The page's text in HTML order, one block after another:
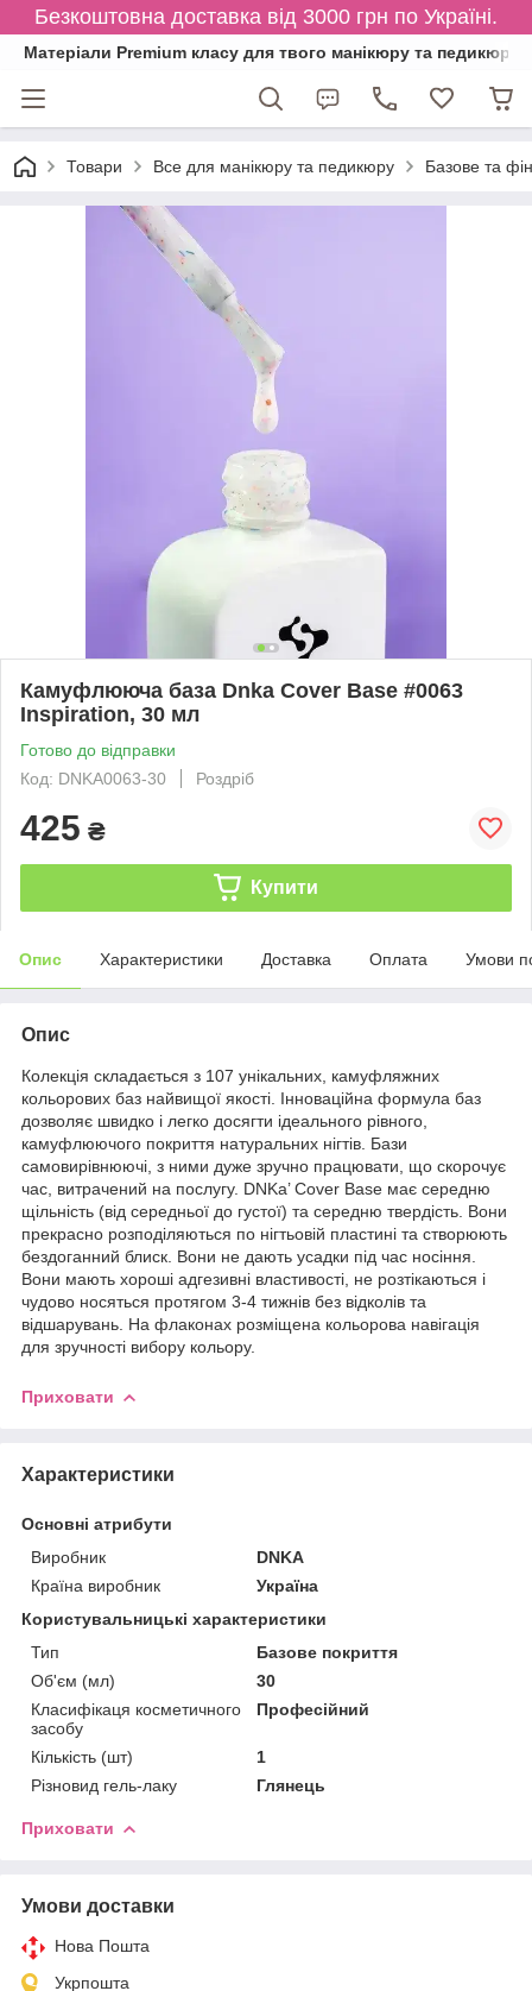
Безкоштовна доставка від 3000 грн по Україні.
Матеріали Premium класу для твого манікюру та педикюру
Товари Все для манікюру та педикюру Базове та
Камуфлююча база Dnka Cover Base #0063
Inspiration, 30 мл
Готово до відправки
Код: DNKA0063-30
Роздріб
425 ₴
Купити
Опис Характеристики Доставка Оплата Умови
Опис
Колекція складається з 107 унікальних, камуфляжних
кольорових баз найвищої якості. Інноваційна формула баз
дозволяє швидко і легко досягти ідеального рівного,
камуфлюючого покриття натуральних нігтів. Бази
самовирівнюючі, з ними дуже зручно працювати, що скорочує
час, витрачений на послугу. DNKa’ Cover Base має середню
щільність (від середньої до густої) та середню твердість. Вони
прекрасно розподіляються по нігтьовій пластині та створюють
бездоганний блиск. Вони не дають усадки під час носіння.
Вони мають хороші адгезивні властивості, не розтікаються і
чудово носяться протягом 3-4 тижнів без відколів та
відшарувань. На флаконах розміщена кольорова навігація
для зручності вибору кольору.
Приховати
Характеристики
Основні атрибути
Виробник
DNKA
Країна виробник
Україна
Користувальницькі характеристики
Тип
Базове покриття
Об'єм (мл)
30
Класифікаця косметичного
засобу
Професійний
Кількість (шт)
1
Різновид гель-лаку
Глянець
Приховати
Умови доставки
Нова Пошта
Укрпошта